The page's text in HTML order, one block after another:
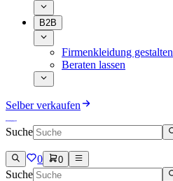
B2B
Firmenkleidung gestalten
Beraten lassen
Selber verkaufen
Suche
0 0
Suche